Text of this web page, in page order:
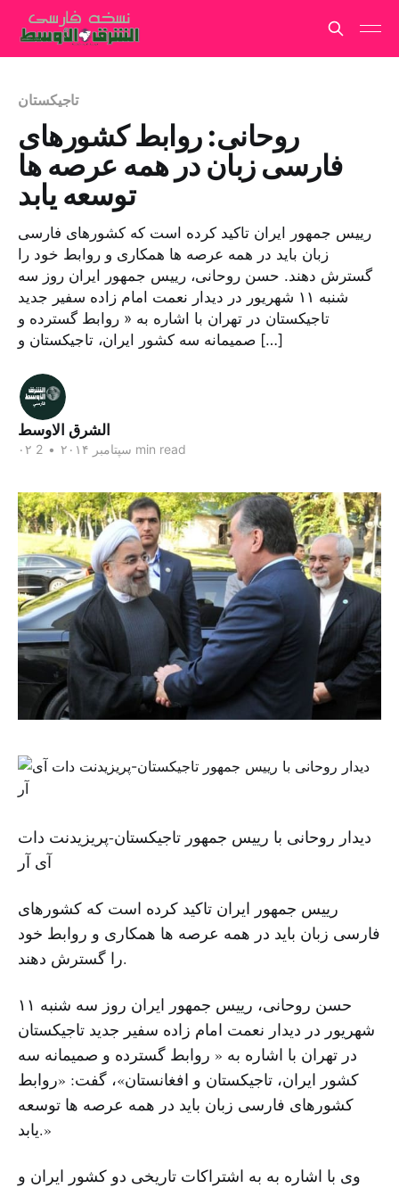
تاجیکستان
روحانی: روابط کشورهای
فارسی زبان در همه عرصه ها
توسعه یابد
رییس جمهور ایران تاکید کرده است که کشورهای فارسی
زبان باید در همه عرصه ها همکاری و روابط خود را
گسترش دهند. حسن روحانی، رییس جمهور ایران روز سه
شنبه ۱۱ شهریور در دیدار نعمت امام زاده سفیر جدید
تاجیکستان در تهران با اشاره به « روابط گسترده و
صمیمانه سه کشور ایران، تاجیکستان و […]
الشرق الاوسط
۰۲ سپتامبر ۲۰۱۴ • 2 min read
دیدار روحانی با رییس جمهور تاجیکستان-پریزیدنت دات
آی آر
رییس جمهور ایران تاکید کرده است که کشورهای
فارسی زبان باید در همه عرصه ها همکاری و روابط خود
را گسترش دهند.
حسن روحانی، رییس جمهور ایران روز سه شنبه ۱۱
شهریور در دیدار نعمت امام زاده سفیر جدید تاجیکستان
در تهران با اشاره به « روابط گسترده و صمیمانه سه
کشور ایران، تاجیکستان و افغانستان»، گفت: «روابط
کشورهای فارسی زبان باید در همه عرصه ها توسعه
یابد.»
وی با اشاره به به اشتراکات تاریخی دو کشور ایران و